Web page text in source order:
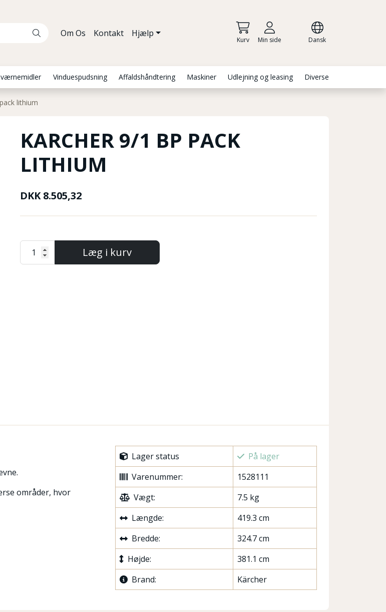
Om Os Kontakt Hjælp
Kurv Min side Dansk
Vinduespudsning Affaldshåndtering Maskiner Udlejning og leasing Diverse
lithium
KARCHER 9/1 BP PACK
LITHIUM
DKK8.505,32
Læg i kurv
områder, hvor
Lager status
På lager
Varenummer:
1528111
Vægt:
7.5 kg
Længde:
419.3 cm
Bredde:
324.7 cm
Højde:
381.1 cm
Brand:
Kärcher